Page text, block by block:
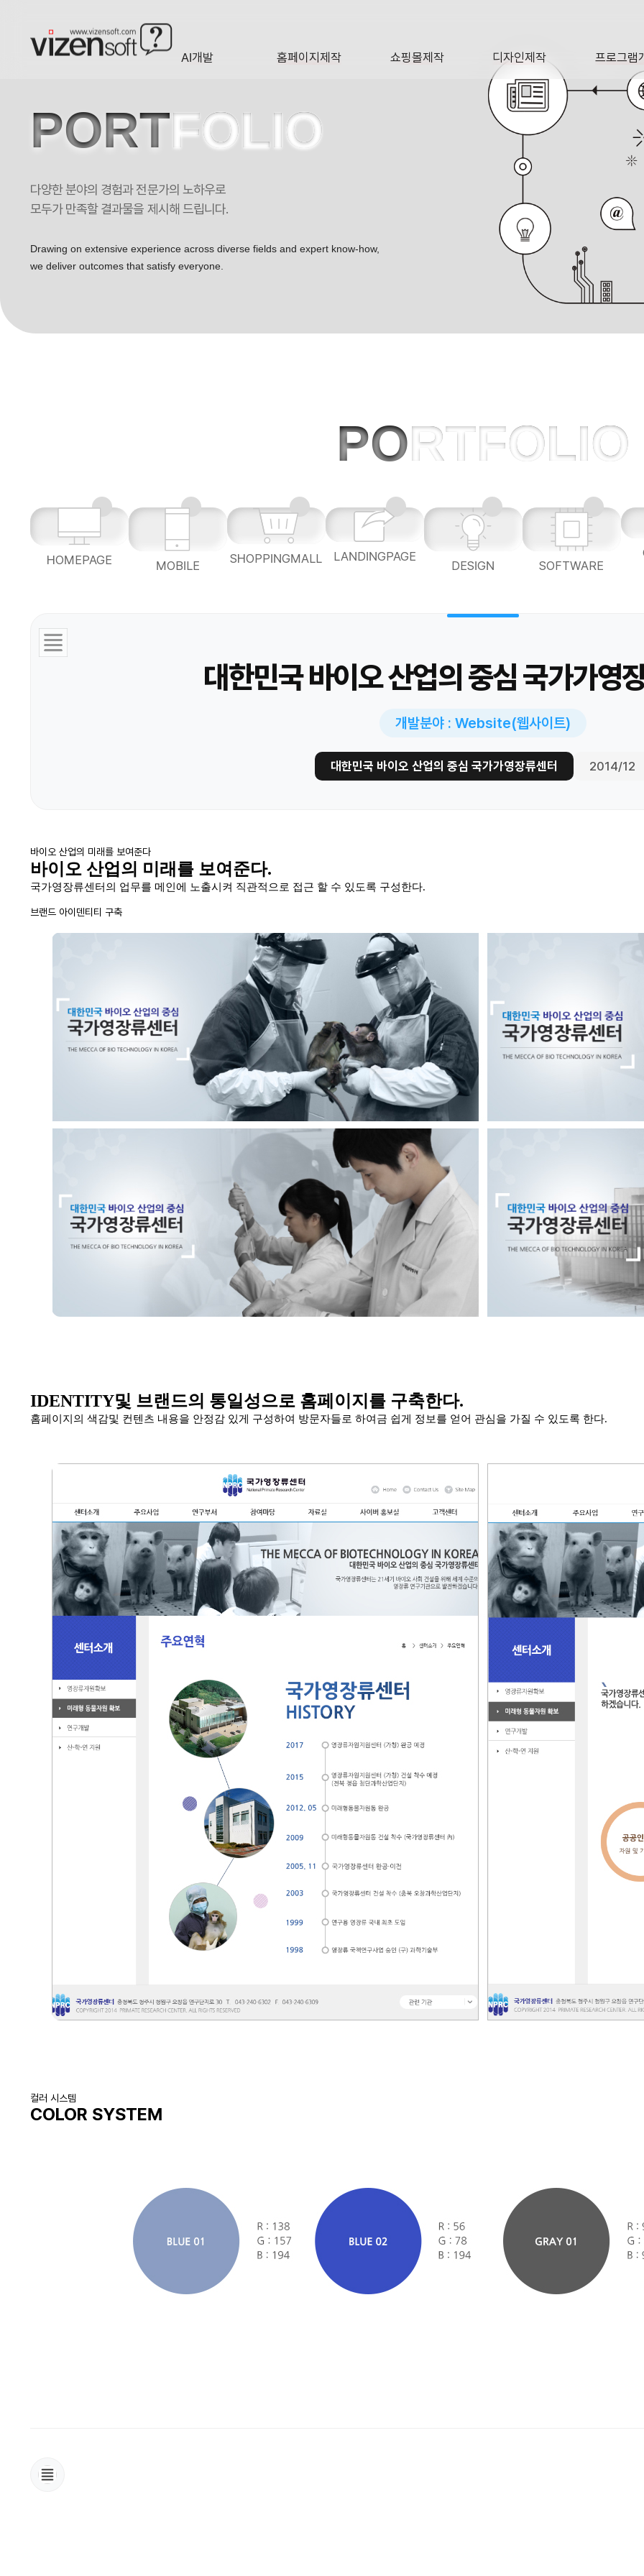
AI개발 홈페이지제작 쇼핑몰제작 디자인제작
DESIGN
프로그램
대한민국 바이오 산업의 중심 국가가영장류센터 포트폴리오
PORTFOLIO
다양한 분야의 경험과 전문가의 노하우로
모두가 만족할 결과물을 제시해 드립니다.
Drawing on extensive experience across diverse fields and expert know-how,
we deliver outcomes that satisfy everyone.
PORTFOLIO
HOMEPAGE MOBILE SHOPPINGMALL LANDINGPAGE
DESIGN SOFTWARE
대한민국 바이오 산업의 중심 국가가영
개발분야 : Website(웹사이트)
대한민국 바이오 산업의 중심 국가가영장류센터 2014/12
바이오 산업의 미래를 보여준다
바이오 산업의 미래를 보여준다.
국가영장류센터의 업무를 메인에 노출시켜 직관적으로 접근 할 수 있도록 구성한다.
브랜드 아이덴티티 구축
IDENTITY및 브랜드의 통일성으로 홈페이지를 구축한다.
홈페이지의 색감및 컨텐츠 내용을 안정감 있게 구성하여 방문자들로 하여금 쉽게 정보를 얻어 관심을 가질 수 있도록 한다.
컬러 시스템
COLOR SYSTEM